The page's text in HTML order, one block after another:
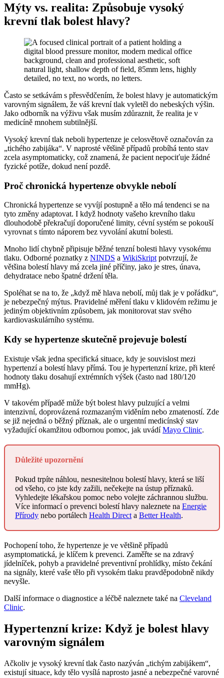
Mýty vs. realita: Způsobuje vysoký
krevní tlak bolest hlavy?
Často se setkávám s přesvědčením, že bolest hlavy je automatickým
varovným signálem, že váš krevní tlak vyletěl do nebeských výšin.
Jako odborník na výživu však musím zdůraznit, že realita je v
medicíně mnohem subtilnější.
Vysoký krevní tlak neboli hypertenze je celosvětově označován za
„tichého zabijáka“. V naprosté většině případů probíhá tento stav
zcela asymptomaticky, což znamená, že pacient nepociťuje žádné
fyzické potíže, dokud není pozdě.
Proč chronická hypertenze obvykle nebolí
Chronická hypertenze se vyvíjí postupně a tělo má tendenci se na
tyto změny adaptovat. I když hodnoty vašeho krevního tlaku
dlouhodobě překračují doporučené limity, cévní systém se pokouší
vyrovnat s tímto náporem bez vyvolání akutní bolesti.
Mnoho lidí chybně připisuje běžné tenzní bolesti hlavy vysokému
tlaku. Odborné poznatky z NINDS a WikiSkript potvrzují, že
většina bolestí hlavy má zcela jiné příčiny, jako je stres, únava,
dehydratace nebo špatné držení těla.
Spoléhat se na to, že „když mě hlava nebolí, můj tlak je v pořádku“,
je nebezpečný mýtus. Pravidelné měření tlaku v klidovém režimu je
jediným objektivním způsobem, jak monitorovat stav svého
kardiovaskulárního systému.
Kdy se hypertenze skutečně projevuje bolestí
Existuje však jedna specifická situace, kdy je souvislost mezi
hypertenzí a bolestí hlavy přímá. Tou je hypertenzní krize, při které
hodnoty tlaku dosahují extrémních výšek (často nad 180/120
mmHg).
V takovém případě může být bolest hlavy pulzující a velmi
intenzivní, doprovázená rozmazaným viděním nebo zmateností. Zde
se již nejedná o běžný příznak, ale o urgentní medicínský stav
vyžadující okamžitou odbornou pomoc, jak uvádíMayo Clinic.
Důležité upozornění
Pokud trpíte náhlou, nesnesitelnou bolestí hlavy, která se liší
od všeho, co jste kdy zažili, nečekejte na ústup příznaků.
Vyhledejte lékařskou pomoc nebo volejte záchrannou službu.
Více informací o prevenci bolestí hlavy naleznete na Energie
Přírody nebo portálech Health Direct a Better Health.
Pochopení toho, že hypertenze je ve většině případů
asymptomatická, je klíčem k prevenci. Zaměřte se na zdravý
jídelníček, pohyb a pravidelné preventivní prohlídky, místo čekání
na signály, které vaše tělo při vysokém tlaku pravděpodobně nikdy
nevyšle.
Další informace o diagnostice a léčbě naleznete také na Cleveland
Clinic.
Hypertenzní krize: Když je bolest hlavy
varovným signálem
Ačkoliv je vysoký krevní tlak často nazýván „tichým zabijákem“,
existují situace, kdy tělo vysílá naprosto jasné a nebezpečné varovné